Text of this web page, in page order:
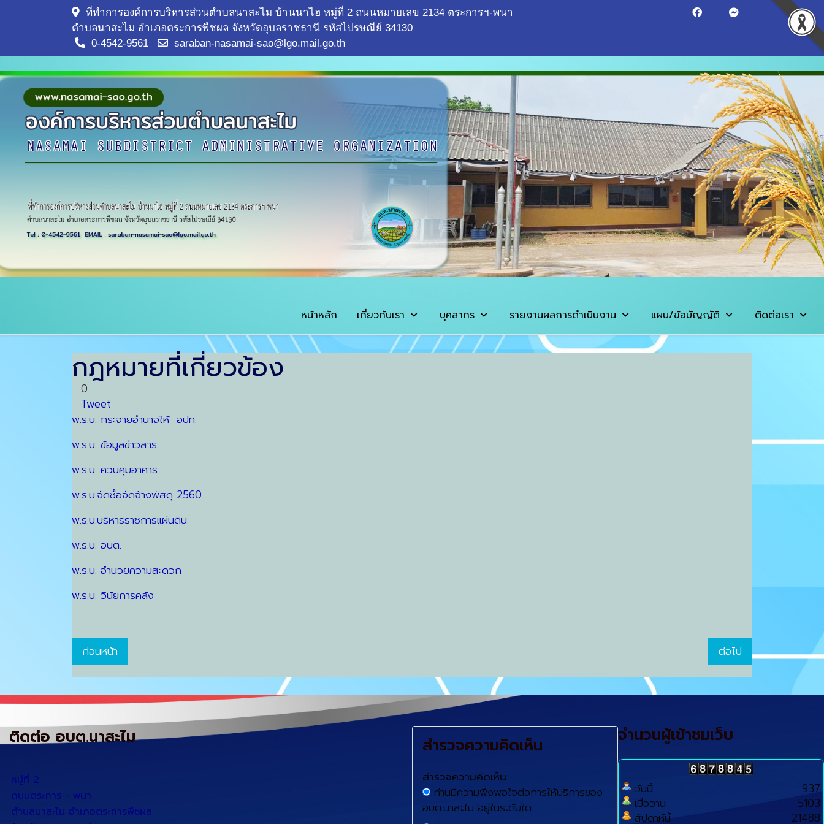
ที่ทำการองค์การบริหารส่วนตำบลนาสะไม บ้านนาไฮ หมู่ที่ 2 ถนนหมายเลข 2134 ตระการฯ-พนา
ตำบลนาสะไม อำเภอตระการพืชผล จังหวัดอุบลราชธานี รหัสไปรษณีย์ 34130
0-4542-9561
saraban-nasamai-sao@lgo.mail.go.th
หน้าหลัก เกี่ยวกับเรา บุคลากร รายงานผลการดำเนินงาน แผน/ข้อบัญญัติ ติดต่อเรา
กฎหมายที่เกี่ยวข้อง
0
Tweet
พ.ร.บ. กระจายอำนาจให้ อปท.
พ.ร.บ. ข้อมูลข่าวสาร
พ.ร.บ. ควบคุมอาคาร
พ.ร.บ.จัดซื้อจัดจ้างพัสดุ 2560
พ.ร.บ.บริหารราชการแผ่นดิน
พ.ร.บ. อบต.
พ.ร.บ. อำนวยความสะดวก
พ.ร.บ. วินัยการคลัง
ก่อนหน้า ต่อไป
ติดต่อ อบต.นาสะไม
หมู่ที่ 2
ถนนตระการ - พนา
ตำบลนาสะไม อำเภอตระการพืชผล
สำรวจความคิดเห็น
สำรวจความคิดเห็น
ท่านมีความพึงพอใจต่อการให้บริการของ
อบต.นาสะไม อยู่ในระดับใด
จำนวนผู้เข้าชมเว็บ
วันนี้
เมื่อวาน
สัปดาห์นี้
937
5103
21488